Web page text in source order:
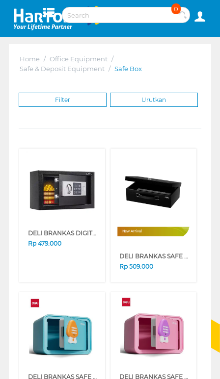
0
Home / Office Equipment /
Safe & Deposit Equipment / Safe Box
Filter Urutkan
DELI BRANKAS DIGITAL SAFE BOX DELI_ET520
Rp 479.000
New Arrival
DELI BRANKAS SAFE BOX DELI_ET611
Rp 509.000
DELI BRANKAS SAFE BOX AE240 DIGITAL BLUE
DELI BRANKAS SAFE BOX AE240 DIGITAL PINK